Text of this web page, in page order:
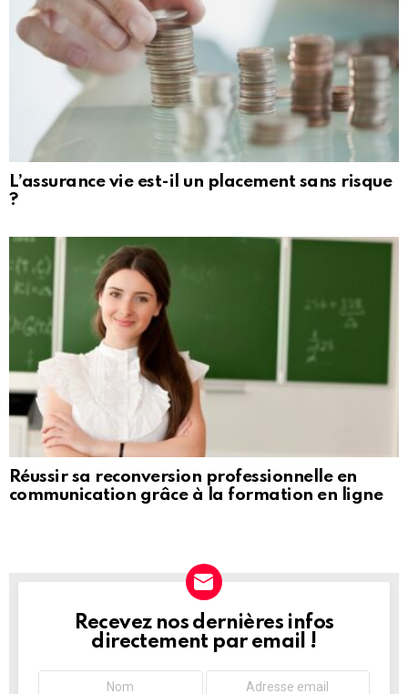
L’assurance vie est-il un placement sans risque
?
Réussir sa reconversion professionnelle en
communication grâce à la formation en ligne
NEWSLETTER
Recevez nos dernières infos
directement par email !